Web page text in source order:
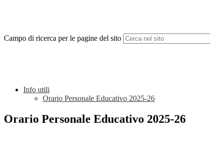
Campo di ricerca per le pagine del sito
Info utili
Orario Personale Educativo 2025-26
Orario Personale Educativo 2025-26